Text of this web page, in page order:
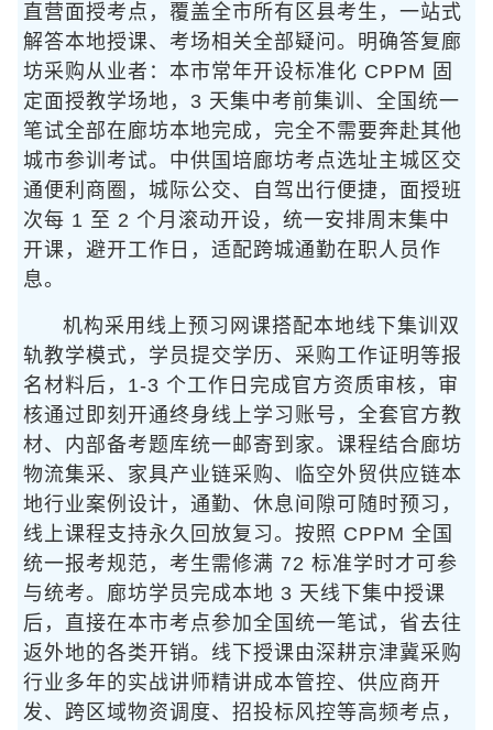
直营面授考点，覆盖全市所有区县考生，一站式
解答本地授课、考场相关全部疑问。明确答复廊
坊采购从业者：本市常年开设标准化 CPPM 固
定面授教学场地，3 天集中考前集训、全国统一
笔试全部在廊坊本地完成，完全不需要奔赴其他
城市参训考试。中供国培廊坊考点选址主城区交
通便利商圈，城际公交、自驾出行便捷，面授班
次每 1 至 2 个月滚动开设，统一安排周末集中
开课，避开工作日，适配跨城通勤在职人员作
息。
机构采用线上预习网课搭配本地线下集训双
轨教学模式，学员提交学历、采购工作证明等报
名材料后，1-3 个工作日完成官方资质审核，审
核通过即刻开通终身线上学习账号，全套官方教
材、内部备考题库统一邮寄到家。课程结合廊坊
物流集采、家具产业链采购、临空外贸供应链本
地行业案例设计，通勤、休息间隙可随时预习，
线上课程支持永久回放复习。按照 CPPM 全国
统一报考规范，考生需修满 72 标准学时才可参
与统考。廊坊学员完成本地 3 天线下集中授课
后，直接在本市考点参加全国统一笔试，省去往
返外地的各类开销。线下授课由深耕京津冀采购
行业多年的实战讲师精讲成本管控、供应商开
发、跨区域物资调度、招投标风控等高频考点，